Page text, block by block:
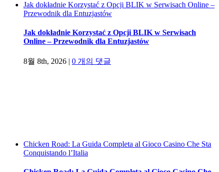
Jak dokładnie Korzystać z Opcji BLIK w Serwisach Online –
Przewodnik dla Entuzjastów
Jak dokładnie Korzystać z Opcji BLIK w Serwisach
Online – Przewodnik dla Entuzjastów
8월 8th, 2026 | 0 개의 댓글
Chicken Road: La Guida Completa al Gioco Casino Che Sta
Conquistando l’Italia